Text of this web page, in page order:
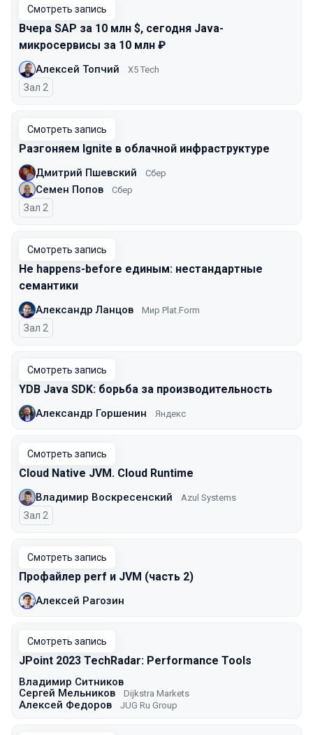
Смотреть запись
Вчера SAP за 10 млн $, сегодня Java-
микросервисы за 10 млн ₽
Алексей Топчий X5 Tech
Зал 2
Смотреть запись
Разгоняем Ignite в облачной инфраструктуре
Дмитрий Пшевский Сбер
Семен Попов Сбер
Зал 2
Смотреть запись
Не happens-before единым: нестандартные
семантики
Александр Ланцов Мир Plat.Form
Зал 2
Смотреть запись
YDB Java SDK: борьба за производительность
Александр Горшенин Яндекс
Смотреть запись
Cloud Native JVM. Cloud Runtime
Владимир Воскресенский Azul Systems
Зал 2
Смотреть запись
Профайлер perf и JVM (часть 2)
Алексей Рагозин
Смотреть запись
JPoint 2023 TechRadar: Performance Tools
Владимир Ситников
Сергей Мельников
Dijkstra Markets
Алексей Федоров JUG Ru Group